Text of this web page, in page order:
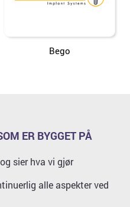
Bego
ER BYGGET PÅ
sier hva vi gjør
alle aspekter ved